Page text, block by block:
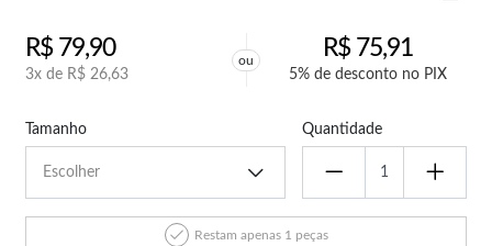
R$79,90
3x de R$ 26,63
ou R$75,91
5% de desconto no PIX
Tamanho Quantidade
Restam apenas 1 peças